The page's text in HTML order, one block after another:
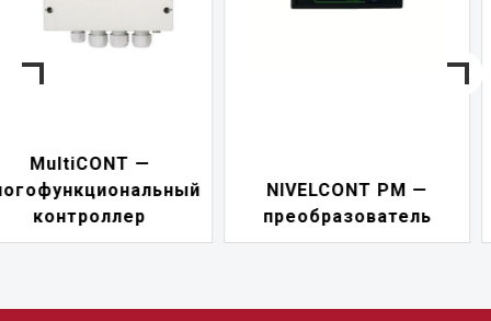
NIVELCONT PM —
преобразователь
переключатель